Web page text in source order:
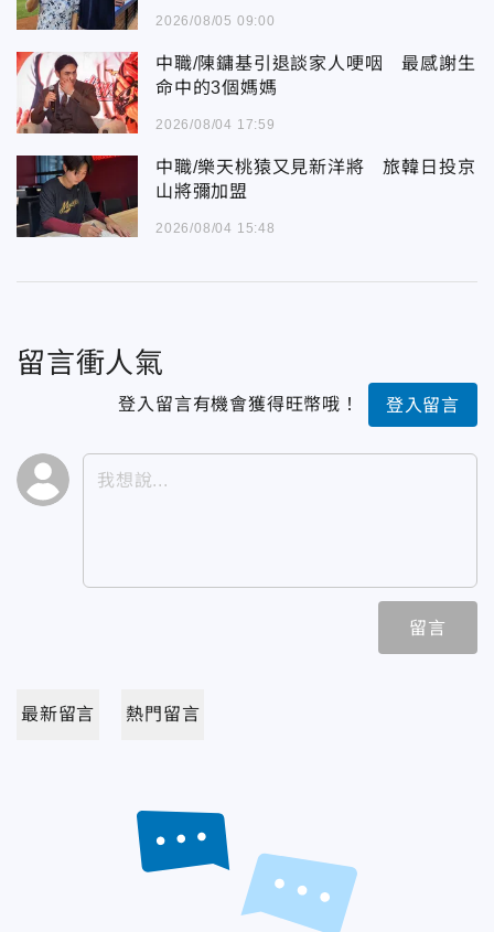
2026/08/05 09:00
中職/陳鏞基引退談家人哽咽 最感謝生
命中的3個媽媽
2026/08/04 17:59
中職/樂天桃猿又見新洋將 旅韓日投京
山將彌加盟
2026/08/04 15:48
留言衝人氣
登入留言有機會獲得旺幣哦！ 登入留言
留言
最新留言 熱門留言